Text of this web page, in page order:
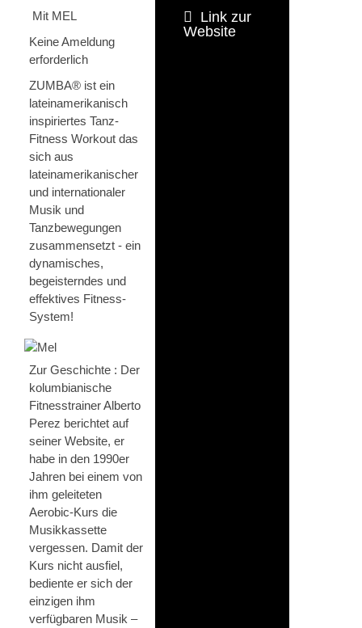
Mit MEL
Keine Ameldung
erforderlich
ZUMBA® ist ein
lateinamerikanisch
inspiriertes Tanz-
Fitness Workout das
sich aus
lateinamerikanischer
und internationaler
Musik und
Tanzbewegungen
zusammensetzt - ein
dynamisches,
begeisterndes und
effektives Fitness-
System!
Zur Geschichte : Der
kolumbianische
Fitnesstrainer Alberto
Perez berichtet auf
seiner Website, er
habe in den 1990er
Jahren bei einem von
ihm geleiteten
Aerobic-Kurs die
Musikkassette
vergessen. Damit der
Kurs nicht ausfiel,
bediente er sich der
einzigen ihm
verfügbaren Musik –
Link zur
Website